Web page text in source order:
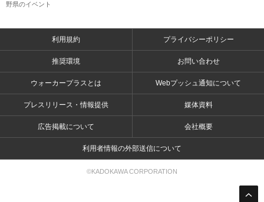
野県のイベント
利用規約 プライバシーポリシー
推奨環境 お問い合わせ
ウォーカープラスとは Webプッシュ通知について
プレスリリース・情報提供 媒体資料
広告掲載について 会社概要
利用者情報の外部送信について
©KADOKAWA CORPORATION